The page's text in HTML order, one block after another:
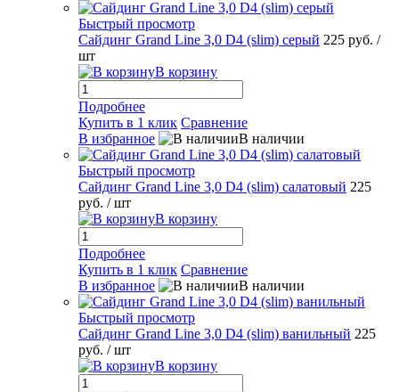
Быстрый просмотр
Сайдинг Grand Line 3,0 D4 (slim) серый 225 руб. /
шт
В корзину
Подробнее
Купить в 1 клик Сравнение
В избранное
В наличии
Быстрый просмотр
Сайдинг Grand Line 3,0 D4 (slim) салатовый 225
руб. / шт
В корзину
Подробнее
Купить в 1 клик Сравнение
В избранное
В наличии
Быстрый просмотр
Сайдинг Grand Line 3,0 D4 (slim) ванильный 225
руб. / шт
В корзину